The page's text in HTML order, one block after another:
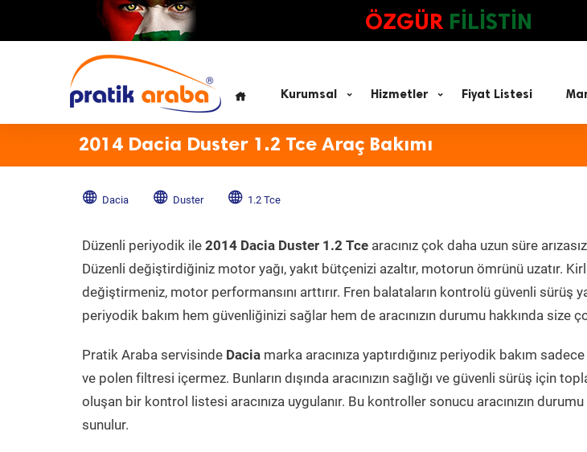
ÖZGÜR FİLİSTİN
Kurumsal Hizmetler Fiyat Listesi
2014 Dacia Duster 1.2 Tce Araç Bakımı
Dacia Duster 1.2 Tce
Düzenli periyodik ile 2014 Dacia Duster 1.2 Tce aracınız çok daha uzun süre
Düzenli değiştirdiğiniz motor yağı, yakıt bütçenizi azaltır, motorun ömrünü uzatır.
değiştirmeniz, motor performansını arttırır. Fren balataların kontrolü güvenli sürüş
periyodik bakım hem güvenliğinizi sağlar hem de aracınızın durumu hakkında size
Pratik Araba servisinde Dacia marka aracınıza yaptırdığınız periyodik bakım
ve polen filtresi içermez. Bunların dışında aracınızın sağlığı ve güvenli sürüş için
oluşan bir kontrol listesi aracınıza uygulanır. Bu kontroller sonucu aracınızın
sunulur.